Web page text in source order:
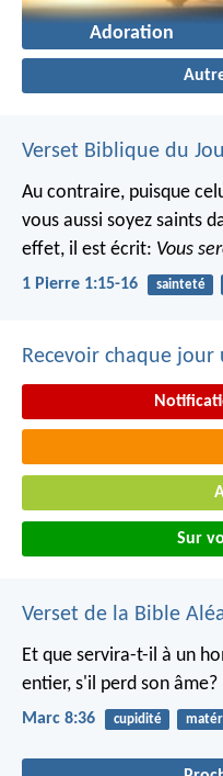
Adoration
Verset Biblique du
Au contraire, puisque
vous aussi soyez saints
effet, il est écrit: Vous
1 Pierre 1:15-16 sainteté
Recevoir chaque
Sur
Verset de la Bible
Et que servira-t-il à un
entier, s'il perd son âme?
Marc 8:36 cupidité